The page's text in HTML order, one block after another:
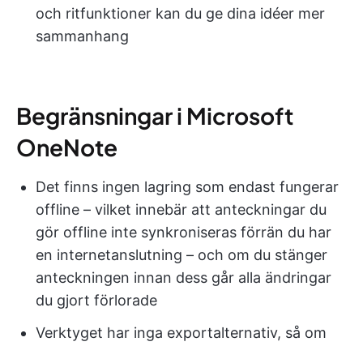
och ritfunktioner kan du ge dina idéer mer
sammanhang
Begränsningar i Microsoft
OneNote
Det finns ingen lagring som endast fungerar
offline – vilket innebär att anteckningar du
gör offline inte synkroniseras förrän du har
en internetanslutning – och om du stänger
anteckningen innan dess går alla ändringar
du gjort förlorade
Verktyget har inga exportalternativ, så om